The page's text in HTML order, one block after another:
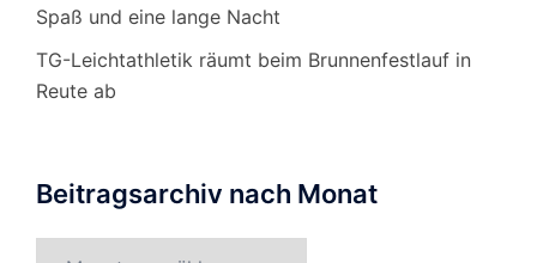
Spaß und eine lange Nacht
TG-Leichtathletik räumt beim Brunnenfestlauf in
Reute ab
Beitragsarchiv nach Monat